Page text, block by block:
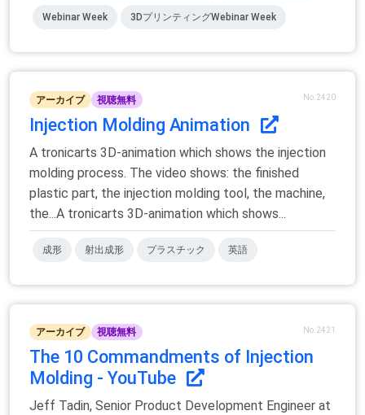
Webinar Week 3DプリンティングWebinar Week
アーカイブ 視聴無料 No.2420
Injection Molding Animation
A tronicarts 3D-animation which shows the injection
molding process. The video shows: the finished
plastic part, the injection molding tool, the machine,
the...A tronicarts 3D-animation which shows...
成形 射出成形 プラスチック 英語
アーカイブ 視聴無料 No.2421
The 10 Commandments of Injection
Molding - YouTube
Jeff Tadin, Senior Product Development Engineer at